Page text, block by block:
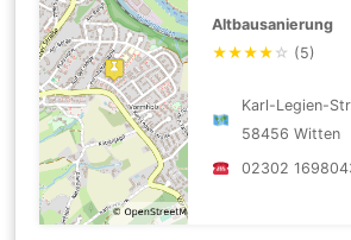
Altbausanierung
★★★★ ☆ (5)
Karl-Legien-
58456 Witten
02302